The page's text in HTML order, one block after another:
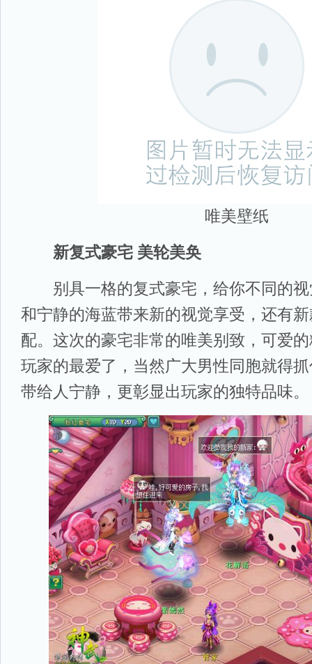
唯美壁纸
新复式豪宅 美轮美奂
别具一格的复式豪宅，给你不同的视
和宁静的海蓝带来新的视觉享受，还有
配。这次的豪宅非常的唯美别致，可爱
玩家的最爱了，当然广大男性同胞就得
带给人宁静，更彰显出玩家的独特品味。